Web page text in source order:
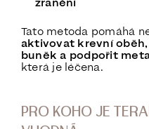
Tato metoda pomáhá
aktivovat krevní
buněk a podpořit
která je léčena.
PRO KOHO JE